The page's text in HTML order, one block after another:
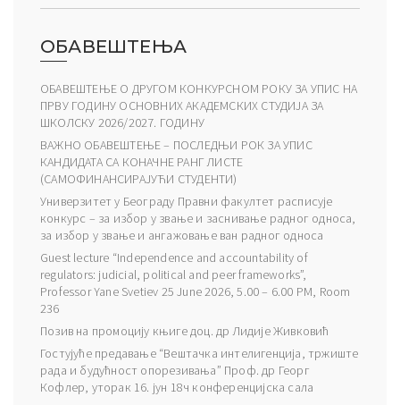
ОБАВЕШТЕЊА
ОБАВЕШТЕЊЕ О ДРУГОМ КОНКУРСНОМ РОКУ ЗА УПИС НА
ПРВУ ГОДИНУ ОСНОВНИХ АКАДЕМСКИХ СТУДИЈА ЗА
ШКОЛСКУ 2026/2027. ГОДИНУ
ВАЖНО ОБАВЕШТЕЊЕ – ПОСЛЕДЊИ РОК ЗА УПИС
КАНДИДАТА СА КОНАЧНЕ РАНГ ЛИСТЕ
(САМОФИНАНСИРАЈУЋИ СТУДЕНТИ)
Универзитет у Београду Правни факултет расписује
конкурс – за избор у звање и заснивање радног односа,
за избор у звање и ангажовање ван радног односа
Guest lecture “Independence and accountability of
regulators: judicial, political and peer frameworks”,
Professor Yane Svetiev 25 June 2026, 5.00 – 6.00 PM, Room
236
Позив на промоцију књиге доц. др Лидије Живковић
Гостујуће предавање “Вештачка интелигенција, тржиште
рада и будућност опорезивања” Проф. др Георг
Кофлер, уторак 16. јун 18ч конференцијска сала